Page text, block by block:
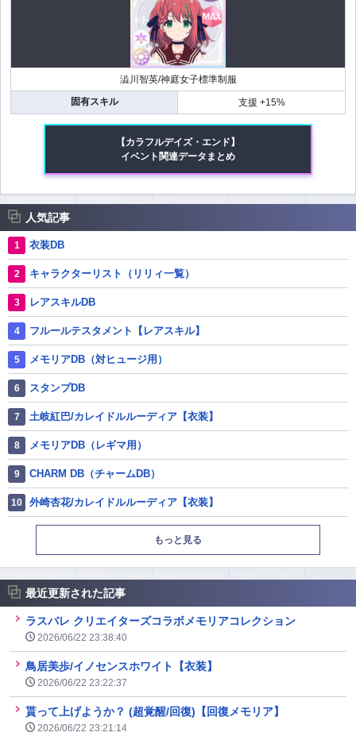
澁川智英/神庭女子標準制服
固有スキル
支援 +15%
【カラフルデイズ・エンド】
イベント関連データまとめ
人気記事
衣装DB
キャラクターリスト（リリィ一覧）
レアスキルDB
フルールテスタメント【レアスキル】
メモリアDB（対ヒュージ用）
スタンプDB
土岐紅巴/カレイドルルーディア【衣装】
メモリアDB（レギマ用）
CHARM DB（チャームDB）
外崎杏花/カレイドルルーディア【衣装】
もっと見る
最近更新された記事
ラスバレ クリエイターズコラボメモリアコレクション
2026/06/22 23:38:40
鳥居美歩/イノセンスホワイト【衣装】
2026/06/22 23:22:37
貰って上げようか？ (超覚醒/回復)【回復メモリア】
2026/06/22 23:21:14